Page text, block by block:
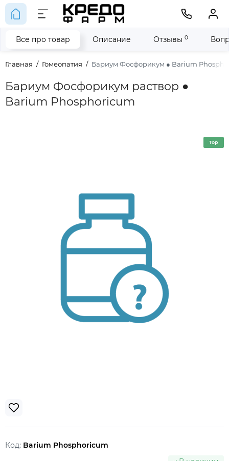
Главная Гомеопатия Бариум Фосфорикум ● Barium
Бариум Фосфорикум раствор ●
Barium Phosphoricum
Все про товар Описание Отзывы 0
Top
Код: Barium Phosphoricum